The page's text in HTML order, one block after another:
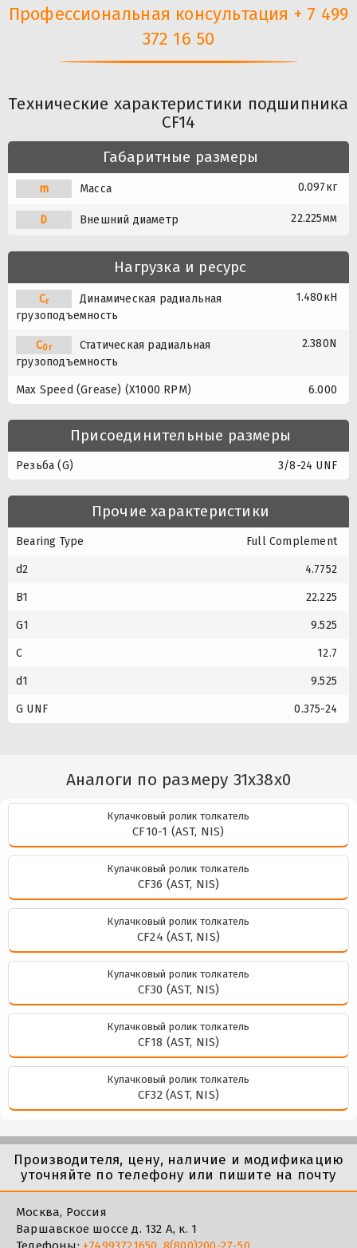
Профессиональная консультация + 7 499
372 16 50
Технические характеристики подшипника
CF14
Габаритные размеры
m Масса 0.097кг
D Внешний диаметр 22.225мм
Нагрузка и ресурс
Cr
Динамическая радиальная
грузоподъемность
1.480кН
C0r
Статическая радиальная
грузоподъемность
2.380N
Max Speed (Grease) (X1000 RPM) 6.000
Присоединительные размеры
Резьба (G) 3/8-24 UNF
Прочие характеристики
Bearing Type Full Complement
d2 4.7752
B1 22.225
G1 9.525
C 12.7
d1 9.525
G UNF 0.375-24
Аналоги по размеру 31x38x0
Кулачковый ролик толкатель
CF10-1 (AST, NIS)
Кулачковый ролик толкатель
CF36 (AST, NIS)
Кулачковый ролик толкатель
CF24 (AST, NIS)
Кулачковый ролик толкатель
CF30 (AST, NIS)
Кулачковый ролик толкатель
CF18 (AST, NIS)
Кулачковый ролик толкатель
CF32 (AST, NIS)
Производителя, цену, наличие и модификацию
уточняйте по телефону или пишите на почту
Москва, Россия
Варшавское шоссе д. 132 А, к. 1